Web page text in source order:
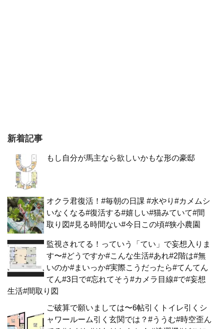
新着記事
もし自分が馬主なら欲しいかもな形の豪邸
オクラ君復活！#毎朝の日課 #水やり#カメムシ
いなくなる#復活する#嬉しい#猫みていて#間
取り図#見る時間ない#今日この頃#狭小農園
監視されてる！っていう「てい」で妄想入りま
す〜#どうですか#こんな生活#あれ#2階は#無
いのか#まいっか#実際こうだったら#てんてん
てん#3日で#忘れてそう#カメラ目線#で#妄想
生活#間取り図
ご破算で願いましては〜6帖引くトイレ引くシ
ャワールーム引く玄関では？#ううむ#時空歪ん